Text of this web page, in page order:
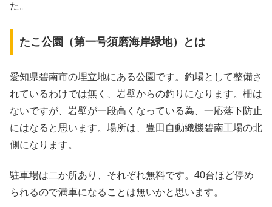
た。
たこ公園（第一号須磨海岸緑地）とは
愛知県碧南市の埋立地にある公園です。釣場として整備さ
れているわけでは無く、岩壁からの釣りになります。柵は
ないですが、岩壁が一段高くなっている為、一応落下防止
にはなると思います。場所は、豊田自動織機碧南工場の北
側になります。
駐車場は二か所あり、それぞれ無料です。40台ほど停め
られるので満車になることは無いかと思います。